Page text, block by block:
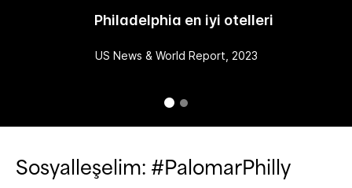
Philadelphia en iyi otelleri
US News & World Report, 2023
Sosyalleşelim: #PalomarPhilly